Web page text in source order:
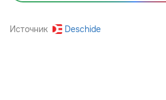
Источник Deschide